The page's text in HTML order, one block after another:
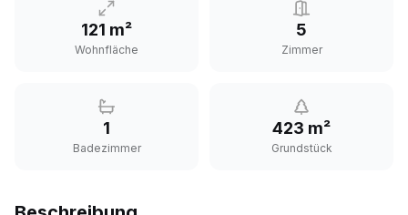
121 m²
Wohnfläche
5
Zimmer
1
Badezimmer
423 m²
Grundstück